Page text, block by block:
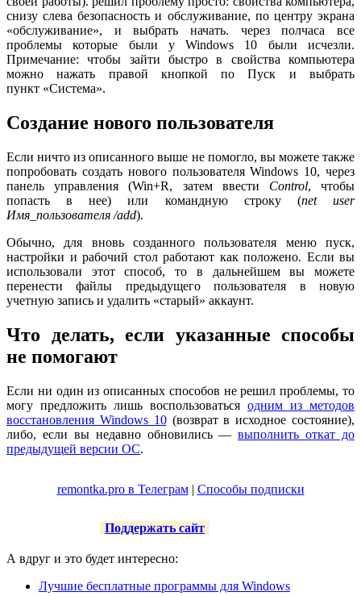
снизу слева безопасность и обслуживание, по центру экрана
«обслуживание», и выбрать начать. через полчаса все
проблемы которые были у Windows 10 были исчезли.
Примечание: чтобы зайти быстро в свойства компьютера
можно нажать правой кнопкой по Пуск и выбрать
пункт «Система».
Создание нового пользователя
Если ничто из описанного выше не помогло, вы можете также
попробовать создать нового пользователя Windows 10, через
панель управления (Win+R, затем ввести Control, чтобы
попасть в нее) или командную строку (net user
Имя_пользователя /add).
Обычно, для вновь созданного пользователя меню пуск,
настройки и рабочий стол работают как положено. Если вы
использовали этот способ, то в дальнейшем вы можете
перенести файлы предыдущего пользователя в новую
учетную запись и удалить «старый» аккаунт.
Что делать, если указанные способы
не помогают
Если ни один из описанных способов не решил проблемы, то
могу предложить лишь воспользоваться одним из методов
восстановления Windows 10(возврат в исходное состояние),
либо, если вы недавно обновились —выполнить откат до
предыдущей версии ОС.
remontka.pro в Телеграм| Способы подписки
Поддержать сайт
А вдруг и это будет интересно:
Лучшие бесплатные программы для Windows